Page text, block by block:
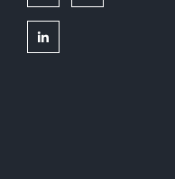
linkedin